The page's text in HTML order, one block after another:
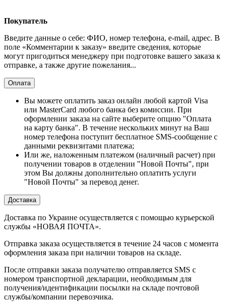
Покупатель
Введите данные о себе: ФИО, номер телефона, e-mail, адрес. В
поле «Комментарии к заказу» введите сведения, которые
могут пригодиться менеджеру при подготовке вашего заказа к
отправке, а также другие пожелания...
Оплата
Вы можете оплатить заказ онлайн любой картой Visa
или MasterCard любого банка без комиссии. При
оформлении заказа на сайте выберите опцию "Оплата
на карту банка". В течение нескольких минут на Ваш
номер телефона поступит бесплатное SMS-сообщение с
данными реквизитами платежа;
Или же, наложенным платежом (наличный расчет) при
получении товаров в отделении "Новой Почты", при
этом Вы должны дополнительно оплатить услуги
"Новой Почты" за перевод денег.
Доставка
Доставка по Украине осуществляется с помощью курьерской
службы «НОВАЯ ПОЧТА».
Отправка заказа осуществляется в течение 24 часов с момента
оформления заказа при наличии товаров на складе.
После отправки заказа получателю отправляется SMS с
номером транспортной декларации, необходимым для
получения/идентификации посылки на складе почтовой
службы/компании перевозчика.